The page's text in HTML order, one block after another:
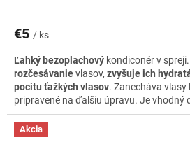
€5 / ks
Ľahký bezoplachový kondiconér v spreji.
rozčesávanievlasov, zvyšuje ich
pocitu ťažkých vlasov. Zanecháva vlasy
pripravené na ďalšiu úpravu. Je vhodný
suchýchvlasov. Obsahuje zvláčňujúce
kvetové esencie a organický
plnosti vlasov.
Akcia